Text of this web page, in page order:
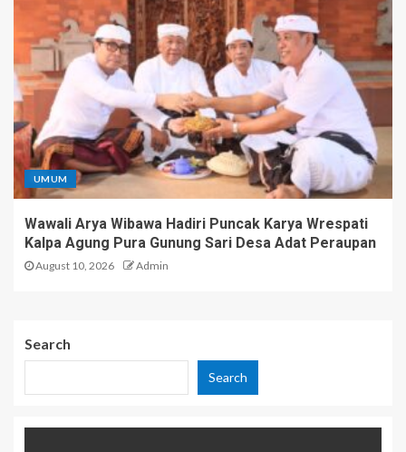
UMUM
Wawali Arya Wibawa Hadiri Puncak Karya Wrespati
Kalpa Agung Pura Gunung Sari Desa Adat Peraupan
August 10, 2026 Admin
Search
Search